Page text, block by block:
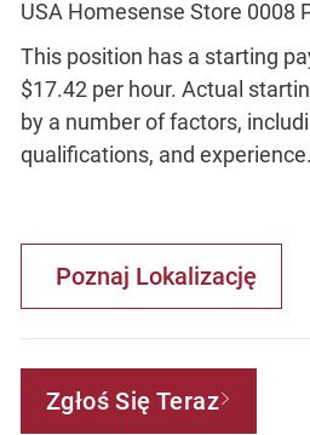
USA Homesense Store 0008
This position has a starting
$17.42 per hour. Actual
by a number of factors,
qualifications, and experience.
Poznaj Lokalizację
Zgłoś Się Teraz